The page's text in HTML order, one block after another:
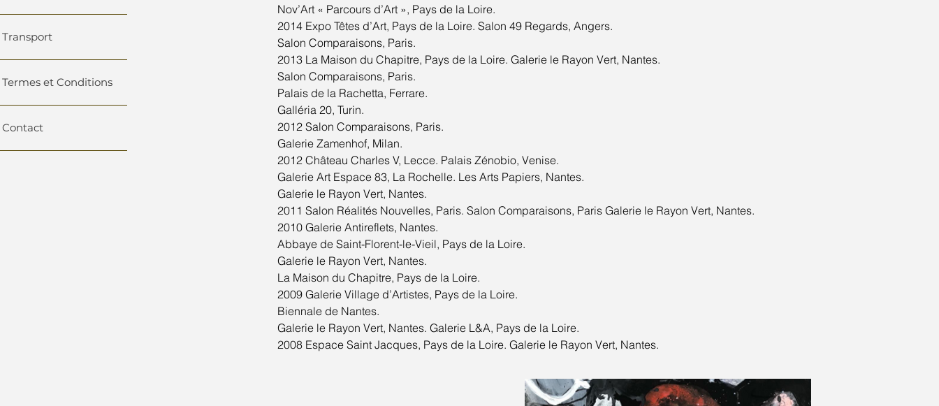
Nov’Art « Parcours d’Art », Pays de la Loire.
2014 Expo Têtes d’Art, Pays de la Loire. Salon 49 Regards, Angers.
Salon Comparaisons, Paris.
2013 La Maison du Chapitre, Pays de la Loire. Galerie le Rayon Vert, Nantes.
Salon Comparaisons, Paris.
Palais de la Rachetta, Ferrare.
Galléria 20, Turin.
2012 Salon Comparaisons, Paris.
Galerie Zamenhof, Milan.
2012 Château Charles V, Lecce. Palais Zénobio, Venise.
Galerie Art Espace 83, La Rochelle. Les Arts Papiers, Nantes.
Galerie le Rayon Vert, Nantes.
2011 Salon Réalités Nouvelles, Paris. Salon Comparaisons, Paris Galerie le Rayon Vert, Nantes.
2010 Galerie Antireflets, Nantes.
Abbaye de Saint-Florent-le-Vieil, Pays de la Loire.
Galerie le Rayon Vert, Nantes.
La Maison du Chapitre, Pays de la Loire.
2009 Galerie Village d’Artistes, Pays de la Loire.
Biennale de Nantes.
Galerie le Rayon Vert, Nantes. Galerie L&A, Pays de la Loire.
2008 Espace Saint Jacques, Pays de la Loire. Galerie le Rayon Vert, Nantes.
Transport
Termes et Conditions
Contact